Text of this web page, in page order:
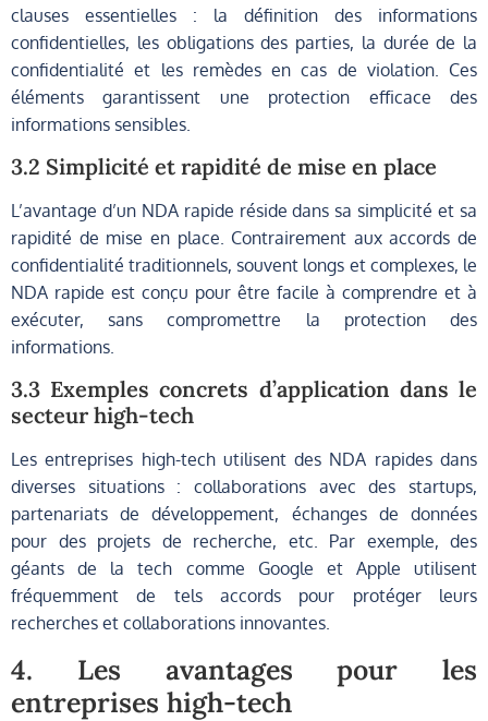
clauses essentielles : la définition des informations
confidentielles, les obligations des parties, la durée de la
confidentialité et les remèdes en cas de violation. Ces
éléments garantissent une protection efficace des
informations sensibles.
3.2 Simplicité et rapidité de mise en place
L’avantage d’un NDA rapide réside dans sa simplicité et sa
rapidité de mise en place. Contrairement aux accords de
confidentialité traditionnels, souvent longs et complexes, le
NDA rapide est conçu pour être facile à comprendre et à
exécuter, sans compromettre la protection des
informations.
3.3 Exemples concrets d’application dans le
secteur high-tech
Les entreprises high-tech utilisent des NDA rapides dans
diverses situations : collaborations avec des startups,
partenariats de développement, échanges de données
pour des projets de recherche, etc. Par exemple, des
géants de la tech comme Google et Apple utilisent
fréquemment de tels accords pour protéger leurs
recherches et collaborations innovantes.
4. Les avantages pour les
entreprises high-tech